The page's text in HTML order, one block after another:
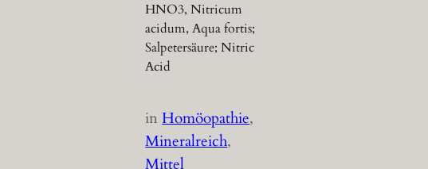
HNO3, Nitricum
acidum, Aqua fortis;
Salpetersäure; Nitric
Acid
inHomöopathie
Mineralreich
Mittel